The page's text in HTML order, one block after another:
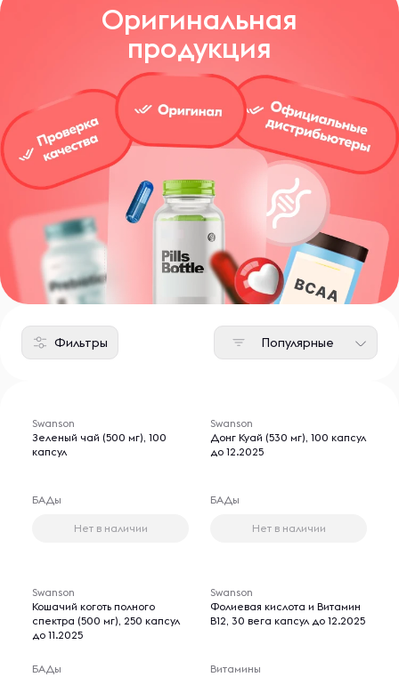
фактором успеха бренда стало сочетание
высокого качества продукции с доступными
Оригинальная
продукция
Фильтры Популярные
Swanson
Зеленый чай (500 мг), 100
капсул
БАДы
Нет в наличии
Swanson
Донг Куай (530 мг), 100 капсул
до 12.2025
БАДы
Нет в наличии
Swanson
Кошачий коготь полного
спектра (500 мг), 250 капсул
до 11.2025
БАДы
Swanson
Фолиевая кислота и Витамин
B12, 30 вега капсул до 12.2025
Витамины